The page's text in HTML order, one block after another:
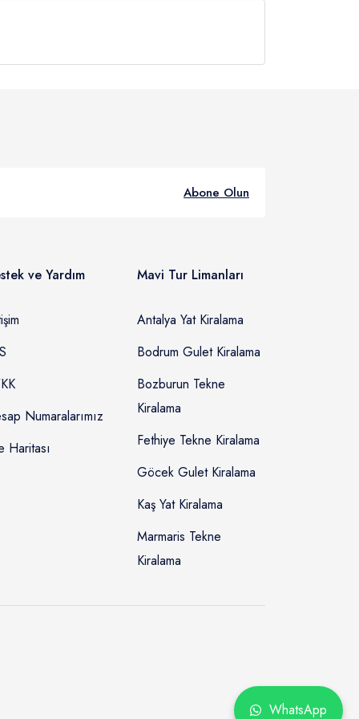
WhatsApp
Abone Olun
ve Yardım
Numaralarımız
Haritası
Mavi Tur Limanları
Antalya Yat Kiralama
Bodrum Gulet Kiralama
Bozburun Tekne
Kiralama
Fethiye Tekne Kiralama
Göcek Gulet Kiralama
Kaş Yat Kiralama
Marmaris Tekne
Kiralama